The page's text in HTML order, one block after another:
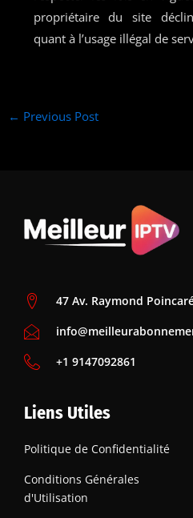
propriétaire du site
quant à l’usage illégal de
← Previous Post
47 Av. Raymond
+1 9147092861
Liens Utiles
Politique de Confidentialité
Conditions Générales
d'Utilisation